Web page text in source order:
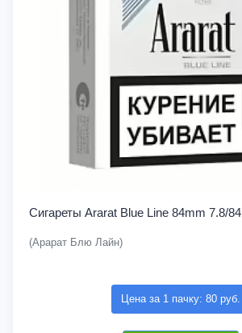
Сигареты Ararat Blue Line 84mm 7.8/84
(Арарат Блю Лайн)
Цена за 1 пачку: 80 руб.